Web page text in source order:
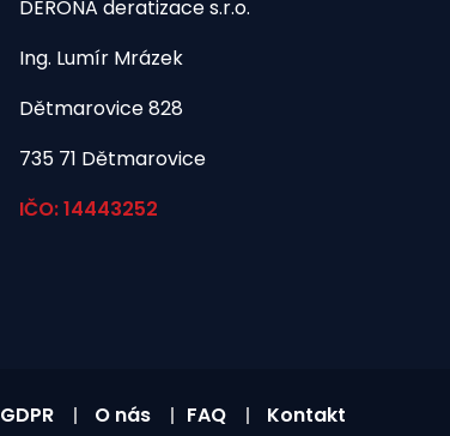
DERONA deratizace s.r.o.
Ing. Lumír Mrázek
Dětmarovice 828
735 71 Dětmarovice
IČO: 14443252
GDPR O nás FAQ Kontakt